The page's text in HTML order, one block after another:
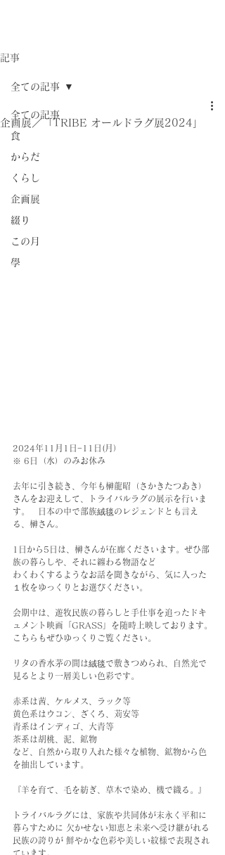
記事
全ての記事
食
からだ
くらし
企画展
綴り
この月
學
全ての記事
企画展／「TRIBE オールドラグ展2024」
2024年11月1日−11日(月）
※ 6日（水）のみお休み
去年に引き続き、今年も榊龍昭（さかきたつあき）
さんをお迎えして、トライバルラグの展示を行いま
す。　日本の中で部族絨毯のレジェンドとも言え
る、榊さん。
1日から5日は、榊さんが在廊くださいます。ぜひ部
族の暮らしや、それに纏わる物語など
わくわくするようなお話を聞きながら、気に入った
１枚をゆっくりとお選びください。
会期中は、遊牧民族の暮らしと手仕事を追ったドキ
ュメント映画「GRASS」を随時上映しております。
こちらもぜひゆっくりご覧ください。
リタの香水茅の間は絨毯で敷きつめられ、自然光で
見るとより一層美しい色彩です。
赤系は茜、ケルメス、ラック等
黄色系はウコン、ざくろ、苅安等
青系はインディゴ、大青等
茶系は胡桃、泥、鉱物
など、自然から取り入れた様々な植物、鉱物から色
を抽出しています。
『羊を育て、毛を紡ぎ、草木で染め、機で織る。』
トライバルラグには、家族や共同体が末永く平和に
暮らすために 欠かせない知恵と未来へ受け継がれる
民族の誇りが 鮮やかな色彩や美しい紋様で表現され
ています。